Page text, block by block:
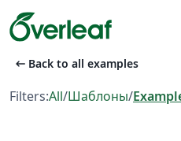
arrow_left_alt Back to all examples
Filters:All/Шаблоны/